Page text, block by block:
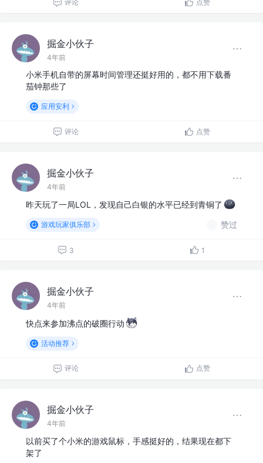
评论 点赞
掘金小伙子
4年前
小米手机自带的屏幕时间管理还挺好用的，都不用下载番
茄钟那些了
应用安利
评论 点赞
掘金小伙子
4年前
昨天玩了一局LOL，发现自己白银的水平已经到青铜了
游戏玩家俱乐部 赞过
3 1
掘金小伙子
4年前
快点来参加沸点的破圈行动
活动推荐
评论 点赞
掘金小伙子
4年前
以前买了个小米的游戏鼠标，手感挺好的，结果现在都下
架了